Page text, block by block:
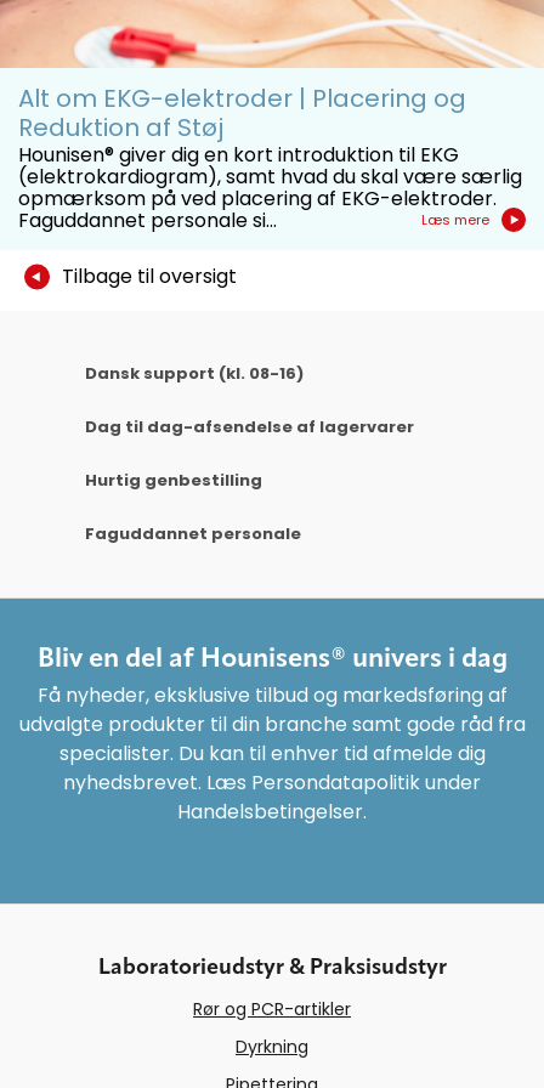
➜ Vent til den komprimerede zip-fil er
downloadet.
OBS- På de fleste computere vil zip-
filen nu ligge under
. Det er
denne må bare ikke ligge på
Trin 2:
Version 2.04:
Trin 3:
Vælg den mappeplacering,
computeren selv foreslår (i dette
egen mappe, denne må bare ikke ligge
på skrivebordet.
Alt om EKG-elektroder | Placering og
Reduktion af Støj
Hounisen® giver dig en kort introduktion til EKG
(elektrokardiogram), samt hvad du skal være særlig
opmærksom på ved placering af EKG-elektroder.
Faguddannet personale si... Læs mere
Tilbage til oversigt
Dansk support (kl. 08-16)
Dag til dag-afsendelse af lagervarer
Hurtig genbestilling
Faguddannet personale
Bliv en del af Hounisens® univers i dag
Få nyheder, eksklusive tilbud og markedsføring af
udvalgte produkter til din branche samt gode råd fra
specialister. Du kan til enhver tid afmelde dig
nyhedsbrevet. Læs Persondatapolitik under
Handelsbetingelser.
Laboratorieudstyr & Praksisudstyr
Rør og PCR-artikler
Dyrkning